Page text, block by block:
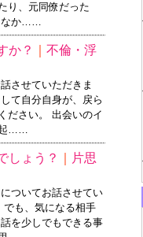
り、元同僚だった
なか……
か？ ｜不倫・浮
させていただきま
て自分自身が、戻ら
ださい。 出会いのイ
起……
しょう？
片思
ついてお話させてい
でも、気になる相手
を少しでもできる事